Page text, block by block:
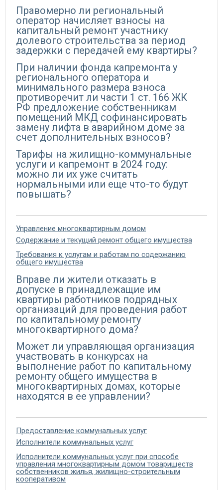
Правомерно ли региональный
оператор начисляет взносы на
капитальный ремонт участнику
долевого строительства за период
задержки с передачей ему квартиры?
При наличии фонда капремонта у
регионального оператора и
минимального размера взноса
противоречит ли части 1 ст. 166 ЖК
РФ предложение собственникам
помещений МКД софинансировать
замену лифта в аварийном доме за
счет дополнительных взносов?
Тарифы на жилищно-коммунальные
услуги и капремонт в 2024 году:
можно ли их уже считать
нормальными или еще что-то будут
повышать?
Управление многоквартирным домом
Содержание и текущий ремонт общего имущества
Требования к услугам и работам по содержанию
общего имущества
Вправе ли жители отказать в
допуске в принадлежащие им
квартиры работников подрядных
организаций для проведения работ
по капитальному ремонту
многоквартирного дома?
Может ли управляющая организация
участвовать в конкурсах на
выполнение работ по капитальному
ремонту общего имущества в
многоквартирных домах, которые
находятся в ее управлении?
Предоставление коммунальных услуг
Исполнители коммунальных услуг
Исполнители коммунальных услуг при способе
управления многоквартирным домом товариществ
собственников жилья, жилищно-строительным
кооперативом